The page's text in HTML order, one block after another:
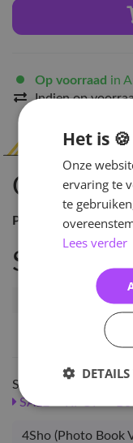
Op voorraad in
Indien op
Pre-order Benefit:
Artikelnummer
Shop meer
SALE
4Sho (Photo Book
Het is
Onze
ervaring te
te
Lees verder
DETAILS